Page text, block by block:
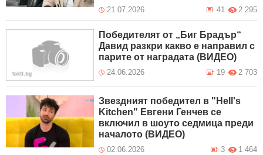
21.07.2026 2 295
41
Победителят от „Биг Брадър“
Давид разкри какво е направил с
парите от наградата (ВИДЕО)
24.06.2026 2 703
19
Звездният победител в "Hell's
Kitchen" Евгени Генчев се
включил в шоуто седмица преди
началото (ВИДЕО)
02.06.2026 1 464
3